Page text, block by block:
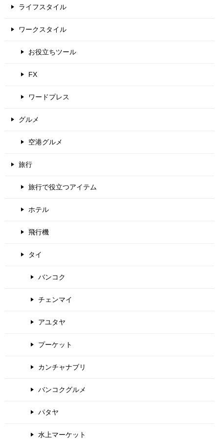
ライフスタイル
ワークスタイル
お役立ちツール
FX
ワードプレス
グルメ
空港グルメ
旅行
旅行で役立つアイテム
ホテル
飛行機
タイ
バンコク
チェンマイ
アユタヤ
プーケット
カンチャナブリ
バンコクグルメ
パタヤ
水上マーケット